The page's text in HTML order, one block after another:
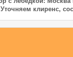
клиренс,